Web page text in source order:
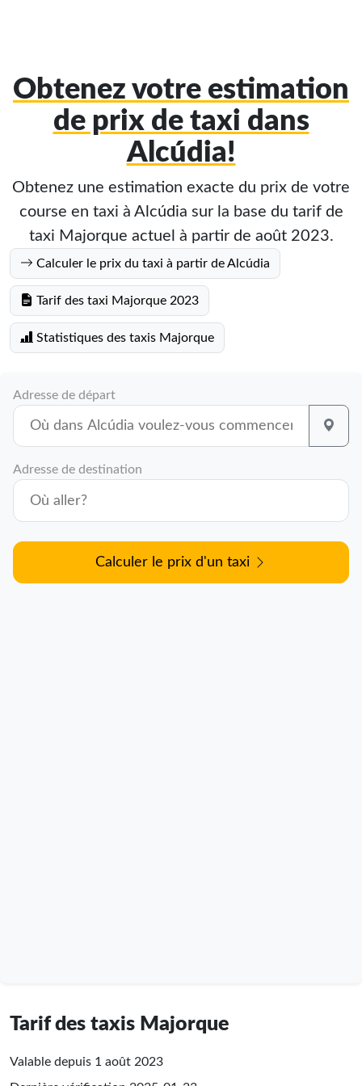
Obtenez votre estimation
de prix de taxi dans
Alcúdia!
Obtenez une estimation exacte du prix de votre
course en taxi à Alcúdia sur la base du tarif de
taxi Majorque actuel à partir de août 2023.
Calculer le prix du taxi à partir de Alcúdia
Tarif des taxi Majorque 2023
Statistiques des taxis Majorque
Adresse de départ
Adresse de destination
Calculer le prix d'un taxi
Tarif des taxis Majorque
Valable depuis 1 août 2023